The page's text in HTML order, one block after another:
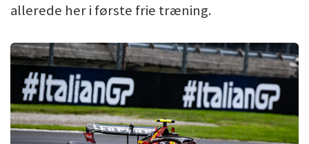
allerede her i første frie træning.